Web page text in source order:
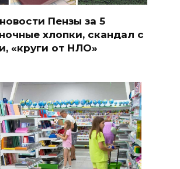
Пензы за 5
ночные хлопки, скандал с
«круги от НЛО»